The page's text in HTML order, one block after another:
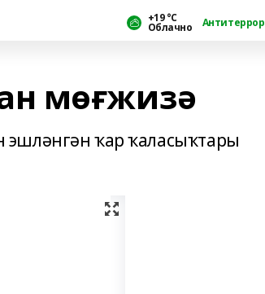
+19 °С
Облачно Антитеррор
мөғжизә
ҡар ҡаласыҡтары